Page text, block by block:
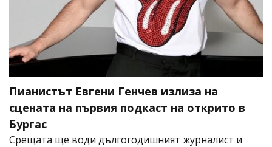
Пианистът Евгени Генчев излиза на
сцената на първия подкаст на открито в
Бургас
Срещата ще води дългогодишният журналист и